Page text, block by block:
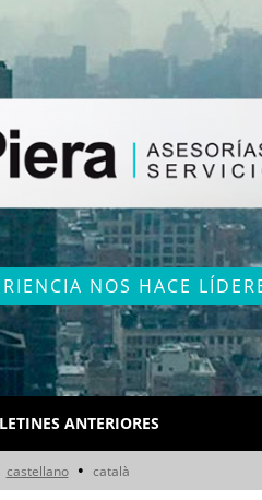
NOS HACE
ANTERIORES
castellano• català